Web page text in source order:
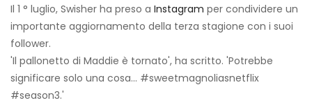
Il 1 ° luglio, Swisher ha preso a Instagram per condividere un
importante aggiornamento della terza stagione con i suoi
follower.
'Il pallonetto di Maddie è tornato', ha scritto. 'Potrebbe
significare solo una cosa... #sweetmagnoliasnetflix
#season3.'